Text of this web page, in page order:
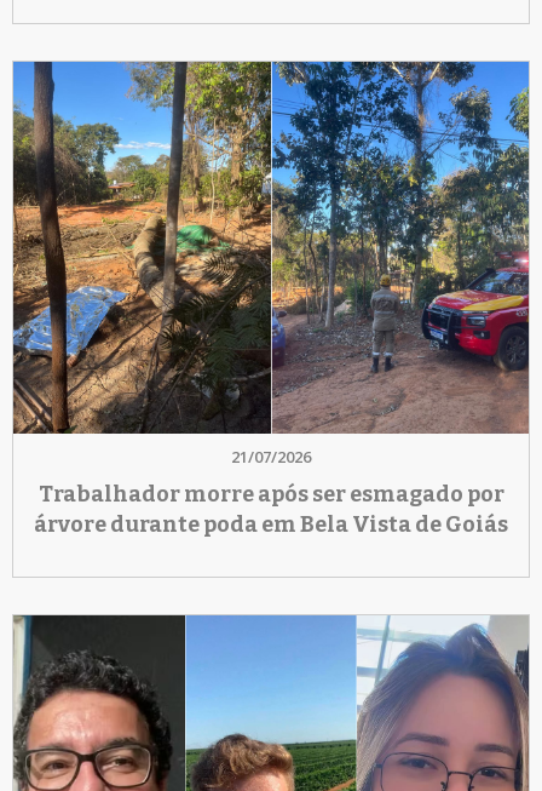
21/07/2026
Trabalhador morre após ser esmagado por
árvore durante poda em Bela Vista de Goiás